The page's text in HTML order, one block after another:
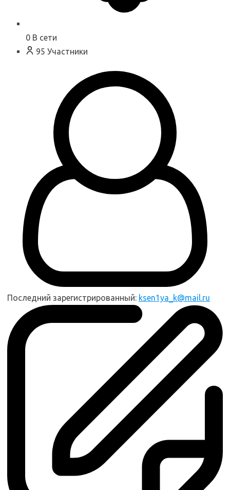
0 В сети
95 Участники
Последний зарегистрированный: ksen1ya_k@mail.ru